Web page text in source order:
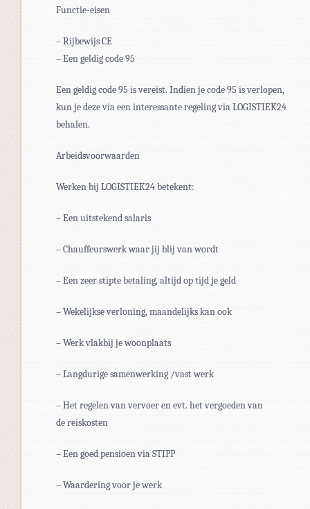
Functie-eisen
– Rijbewijs CE
– Een geldig code 95
Een geldig code 95 is vereist. Indien je code 95 is verlopen,
kun je deze via een interessante regeling via LOGISTIEK24
behalen.
Arbeidsvoorwaarden
Werken bij LOGISTIEK24 betekent:
– Een uitstekend salaris
– Chauffeurswerk waar jij blij van wordt
– Een zeer stipte betaling, altijd op tijd je geld
– Wekelijkse verloning, maandelijks kan ook
– Werk vlakbij je woonplaats
– Langdurige samenwerking /vast werk
– Het regelen van vervoer en evt. het vergoeden van
de reiskosten
– Een goed pensioen via STIPP
– Waardering voor je werk